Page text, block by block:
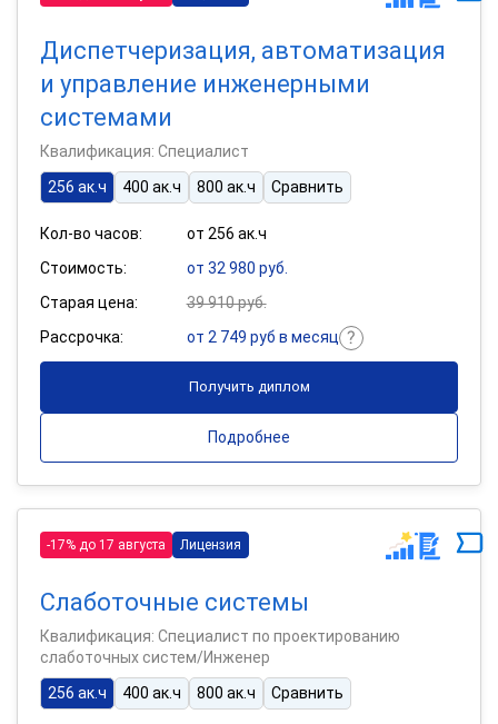
Диспетчеризация, автоматизация
и управление инженерными
системами
Квалификация: Специалист
256 ак.ч
400 ак.ч 800 ак.ч Сравнить
Кол-во часов:
от 256 ак.ч
Стоимость:
от 32 980 руб.
Старая цена:
39 910 руб.
Рассрочка:
от 2 749 руб в месяц
Получить диплом
Подробнее
-17% до 17 августа Лицензия
Слаботочные системы
Квалификация: Специалист по проектированию
слаботочных систем/Инженер
256 ак.ч
400 ак.ч 800 ак.ч Сравнить